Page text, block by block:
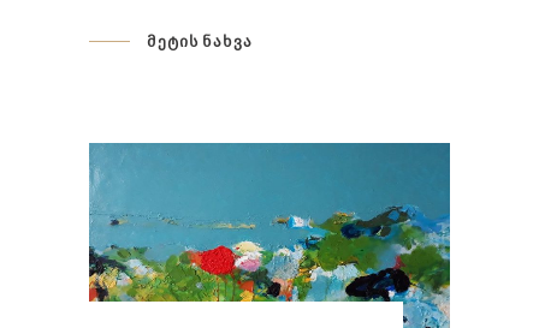
მეტის ნახვა